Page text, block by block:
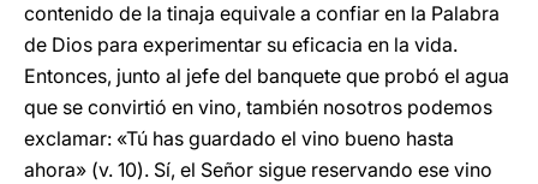
contenido de la tinaja equivale a confiar en la Palabra
de Dios para experimentar su eficacia en la vida.
Entonces, junto al jefe del banquete que probó el agua
que se convirtió en vino, también nosotros podemos
exclamar: «Tú has guardado el vino bueno hasta
ahora» (v. 10). Sí, el Señor sigue reservando ese vino